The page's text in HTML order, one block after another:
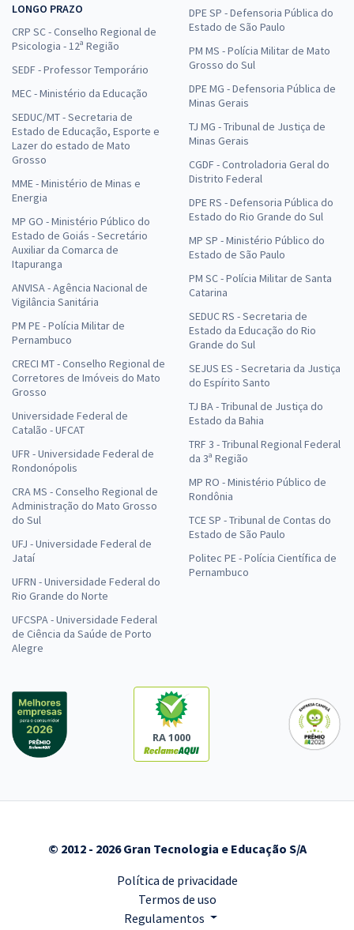
TRF 1ª Região - Tribunal Regional Federal da 1ª Região -
Analista Judiciário - Área de Apoio Especializado -
Especialidade: Contabilidade
R$ 479,99 à vista
R$ 40,00
Economize R$ 120,00 (-20%)
Comprar
TRF 1ª Região - Tribunal Regional Federal da 1ª Região -
Analista Judiciário - Área Administrativa - Especialidade:
Inspetor da Polícia Judicial
R$ 423,92 à vista
ou 12x
Economize R$ 105,98 (-20%)
Comprar
TRF 1ª Região - Tribunal Regional Federal da 1ª Região -
Analista Judiciário - Área Administrativa - Especialidade:
Inspetor da Polícia Judicial (Com Orientações para o TAF)
R$ 503,92 à vista
R$ 41,99
Economize R$ 125,98 (-20%)
Comprar
TRF 1ª Região - Tribunal Regional Federal da 1ª Região -
Técnico Judiciário - Área de Apoio Especializado -
Especialidade: Contabilidade
R$ 447,92 à vista
Economize R$ 111,98 (-20%)
TRF 4ª Região -Tribunal Regional Federal da 4ª Região -
LONGO PRAZO
CRP SC - Conselho Regional de
Psicologia - 12ª Região
SEDF - Professor Temporário
MEC - Ministério da Educação
SEDUC/MT - Secretaria de
Estado de Educação, Esporte e
Lazer do estado de Mato
Grosso
MME - Ministério de Minas e
Energia
MP GO - Ministério Público do
Estado de Goiás - Secretário
Auxiliar da Comarca de
Itapuranga
ANVISA - Agência Nacional de
Vigilância Sanitária
PM PE - Polícia Militar de
Pernambuco
CRECI MT - Conselho Regional de
Corretores de Imóveis do Mato
Grosso
Universidade Federal de
Catalão - UFCAT
UFR - Universidade Federal de
Rondonópolis
CRA MS - Conselho Regional de
Administração do Mato Grosso
do Sul
UFJ - Universidade Federal de
Jataí
UFRN - Universidade Federal do
Rio Grande do Norte
UFCSPA - Universidade Federal
de Ciência da Saúde de Porto
Alegre
DPE SP - Defensoria Pública do
Estado de São Paulo
PM MS - Polícia Militar de Mato
Grosso do Sul
DPE MG - Defensoria Pública de
Minas Gerais
TJ MG - Tribunal de Justiça de
Minas Gerais
CGDF - Controladoria Geral do
Distrito Federal
DPE RS - Defensoria Pública do
Estado do Rio Grande do Sul
MP SP - Ministério Público do
Estado de São Paulo
PM SC - Polícia Militar de Santa
Catarina
SEDUC RS - Secretaria de
Estado da Educação do Rio
Grande do Sul
SEJUS ES - Secretaria da Justiça
do Espírito Santo
TJ BA - Tribunal de Justiça do
Estado da Bahia
TRF 3 - Tribunal Regional Federal
da 3ª Região
MP RO - Ministério Público de
Rondônia
TCE SP - Tribunal de Contas do
Estado de São Paulo
Politec PE - Polícia Científica de
Pernambuco
RA 1000
© 2012 - 2026 Gran Tecnologia e Educação S/A
Política de privacidade
Termos de uso
Regulamentos